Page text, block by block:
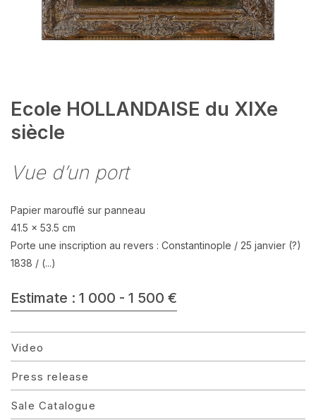
Ecole HOLLANDAISE du XIXe
siècle
Vue d’un port
Papier marouflé sur panneau
41.5 x 53.5 cm
Porte une inscription au revers : Constantinople / 25 janvier (?)
1838 / (...)
Estimate : 1 000 - 1 500 €
Video
Press release
Sale Catalogue